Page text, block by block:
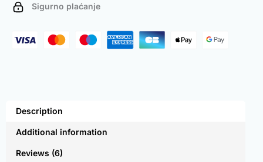
Sigurno plaćanje
Description
Additional information
Reviews (6)